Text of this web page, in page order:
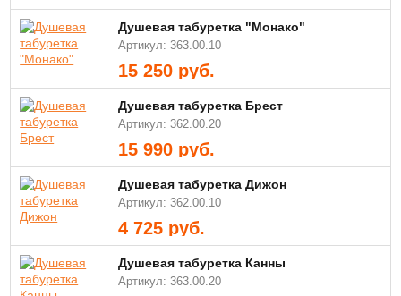
Душевая табуретка "Монако"
Артикул: 363.00.10
15 250 руб.
Душевая табуретка Брест
Артикул: 362.00.20
15 990 руб.
Душевая табуретка Дижон
Артикул: 362.00.10
4 725 руб.
Душевая табуретка Канны
Артикул: 363.00.20